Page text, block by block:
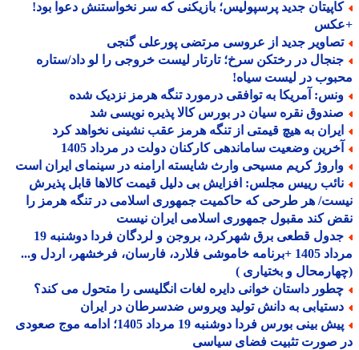
جدید پرسپولیس؛ بازیکنی که سر نخواستنش دعوا بود!
جدید از عروسی مرتضی پورعلی گنجی
در رختکن سرخ؛ تارتار لیست خروجی را لو داد/ستاره
در لیست سیاه!
آمریکا به توافقی درمورد تنگه هرمز نزدیک شده
نقره سیان در بورس کالا پذیره نویسی شد
به هیچ قیمتی از تنگه هرمز عقب نشینی نخواهد کرد
وضعیت ساماندهی کارکنان دولت در مرداد 1405
کریم مسیحی وارث شایسته ارامنه در سینمای ایران است
رییس مجلس: افزایش بی دلیل قیمت کالاها قابل پذیرش
هر طرحی که حاکمیت جمهوری اسلامی در تنگه هرمز را
کند مقبول جمهوری اسلامی ایران نیست
جدول قطعی برق شهرکرد، بروجن و لردگان فردا دوشنبه 19
مرداد 1405 +برنامه خاموشی فلارد، فارسان، فرخشهر، اردل و...
و بختیاری )
داستان خوانی دایره لغات انگلیسی را متحول می کند؟
به دانش تولید ویروس ضدسرطان در ایران
پیش بینی بورس فردا دوشنبه 19 مرداد 1405؛ ادامه موج صعودی
صورت تثبیت فضای سیاسی